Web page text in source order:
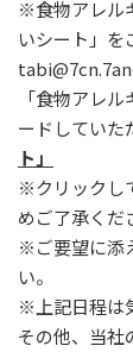
※食物アレル
いシート」を
「食物アレ
ードしていた
ト」
※クリックし
めご了承くだ
※ご要望に添
い。
※上記日程は
その他、当社